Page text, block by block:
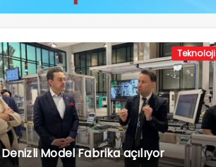
Teknoloji
Denizli Model Fabrika açılıyor